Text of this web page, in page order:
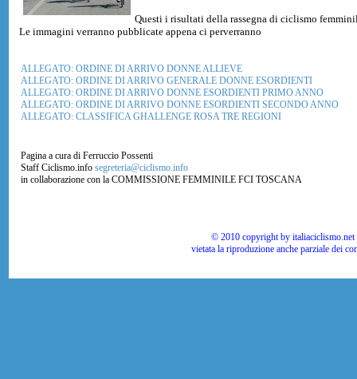
Questi i risultati della rassegna di ciclismo
Le immagini verranno pubblicate appena ci perverranno
ALLEGATO: ORDINE DI ARRIVO DONNE ALLIEVE
ALLEGATO: ORDINE DI ARRIVO GENERALE DONNE ESORDIENTI
ALLEGATO: ORDINE DI ARRIVO DONNE ESORDIENTI PRIMO ANNO
ALLEGATO: ORDINE DI ARRIVO DONNE ESORDIENTI SECONDO ANNO
ALLEGATO: CLASSIFICA GHALLENGE ROSA TRE REGIONI
Pagina a cura di Ferruccio Possenti
Staff Ciclismo.info segreteria@ciclismo.info
in collaborazione con la COMMISSIONE FEMMINILE FCI TOSCANA
© 2010 copyright by
vietata la riproduzione anche parziale dei